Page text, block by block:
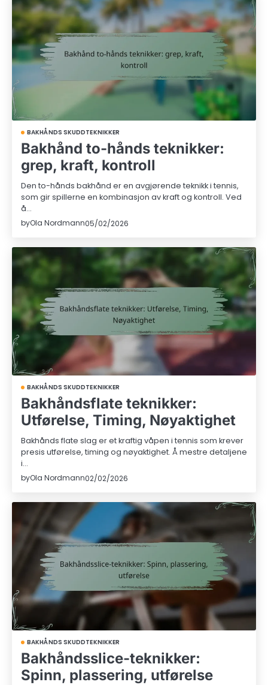
BAKHÅNDS SKUDDTEKNIKKER
Bakhånd to-hånds teknikker:
grep, kraft, kontroll
Den to-hånds bakhånd er en avgjørende teknikk i tennis,
som gir spillerne en kombinasjon av kraft og kontroll. Ved
å…
byOla Nordmann05/02/2026
BAKHÅNDS SKUDDTEKNIKKER
Bakhåndsflate teknikker:
Utførelse, Timing, Nøyaktighet
Bakhånds flate slag er et kraftig våpen i tennis som krever
presis utførelse, timing og nøyaktighet. Å mestre detaljene
i…
byOla Nordmann02/02/2026
BAKHÅNDS SKUDDTEKNIKKER
Bakhåndsslice-teknikker:
Spinn, plassering, utførelse